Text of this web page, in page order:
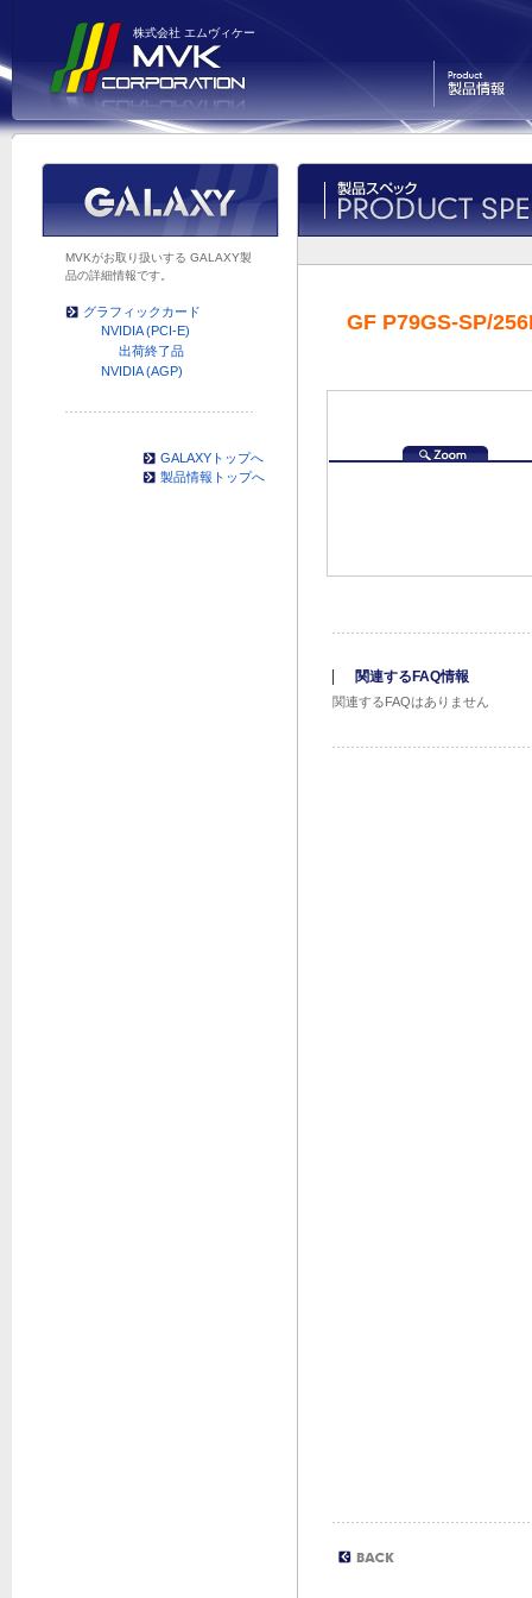
株式会社 エムヴィケー
GF P79GS-SP/
関連するFAQ情報
関連するFAQはありません
MVKがお取り扱いする GALAXY製
品の詳細情報です。
グラフィックカード
NVIDIA (PCI-E)
出荷終了品
NVIDIA (AGP)
GALAXYトップへ
製品情報トップへ